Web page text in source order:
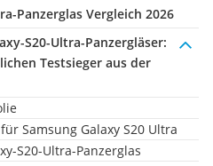
Panzerglas Vergleich 2026
S20-Ultra-Panzergläser:
Testsieger aus der
Samsung Galaxy S20 Ultra
S20-Ultra-Panzerglas